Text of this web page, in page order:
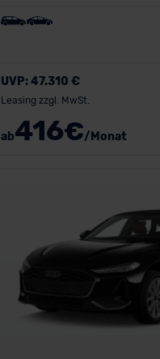
UVP:47.310 €
Leasing zzgl. MwSt.
ab416€/Monat